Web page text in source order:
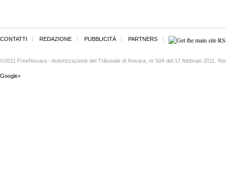
CONTATTI REDAZIONE PUBBLICITÀ PARTNERS
©2011 FreeNovara - Autorizzazione del Tribunale di Novara, nr 504 del 17 febbraio 2011.
Google+